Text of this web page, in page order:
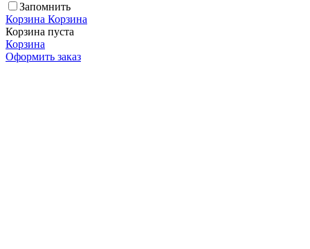
Запомнить
Корзина Корзина
Корзина пуста
Корзина
Оформить заказ